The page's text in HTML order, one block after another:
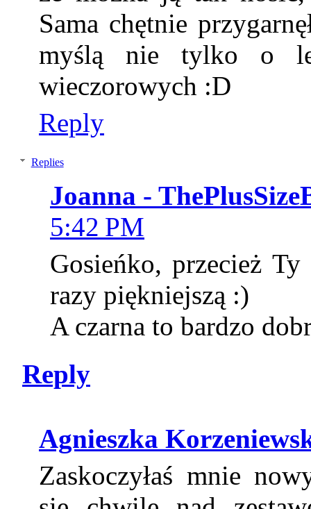
Sama chętnie
myślą nie tylko o
wieczorowych :D
Reply
Replies
Joanna -
5:42 PM
Gosieńko, przecież
razy piękniejszą :)
A czarna to bardzo
Reply
Agnieszka
Zaskoczyłaś mnie